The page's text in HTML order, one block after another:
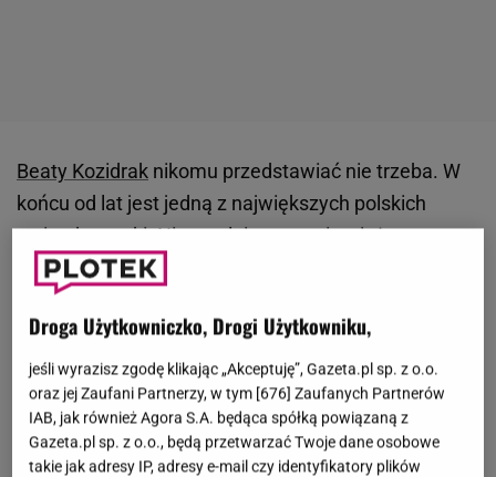
Beaty Kozidrak nikomu przedstawiać nie trzeba. W
końcu od lat jest jedną z największych polskich
gwiazdmuzyki. Nie zwalnia tempa i wciąż
występuje na scenie, zachwycając publiczność
zarówno swoim głosem, jak i wyglądem.
Kozidrakmoże bowiem pochwalić się świetną figurą
i długimi nogami, które lubi eksponować w
odważnych stylizacjach. Jakiś czas temu artystka
zdradziła, co jest sekretem jej sylwetki. Okazuje się,
że przestrzega kilku zasad, ale jedna z nich jest
Droga Użytkowniczko, Drogi Użytkowniku,
jeśli wyrazisz zgodę klikając „Akceptuję”, Gazeta.pl sp. z o.o.
oraz jej Zaufani Partnerzy, w tym [676] Zaufanych Partnerów
IAB, jak również Agora S.A. będąca spółką powiązaną z
Gazeta.pl sp. z o.o., będą przetwarzać Twoje dane osobowe
takie jak adresy IP, adresy e-mail czy identyfikatory plików